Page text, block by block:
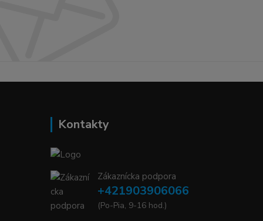
Kontakty
Zákaznícka podpora
+421903906066
(Po-Pia, 9-16 hod.)